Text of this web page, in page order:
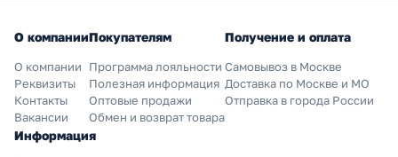
О компании
О компании
Реквизиты
Контакты
Вакансии
Покупателям
Программа лояльности
Полезная информация
Оптовые продажи
Обмен и возврат товара
Получение и оплата
Самовывоз в Москве
Доставка по Москве и МО
Отправка в города России
Информация